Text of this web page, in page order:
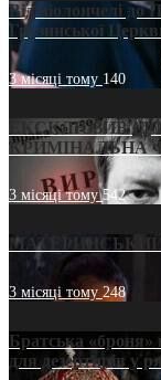
Від віолончелі
Грузинської
3 місяці тому 140
ЕКСКЛЮЗИВ
КРИМІНАЛЬНА
3 місяці тому542
3 місяці тому248
Братська
для дезертирів у